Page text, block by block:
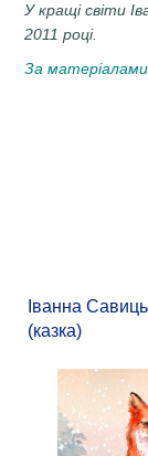
У кращі світи
2011 році.
За
Іванна
(казка)